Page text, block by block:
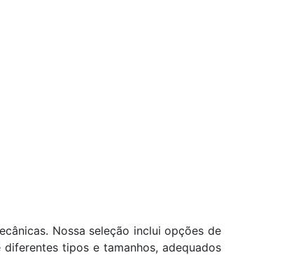
Nossa seleção inclui opções de
tipos e tamanhos, adequados